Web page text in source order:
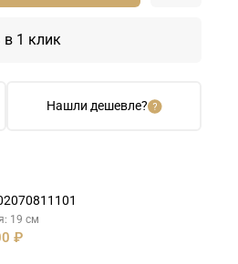
Нашли дешевле?
в 1 клик
19 см
₽